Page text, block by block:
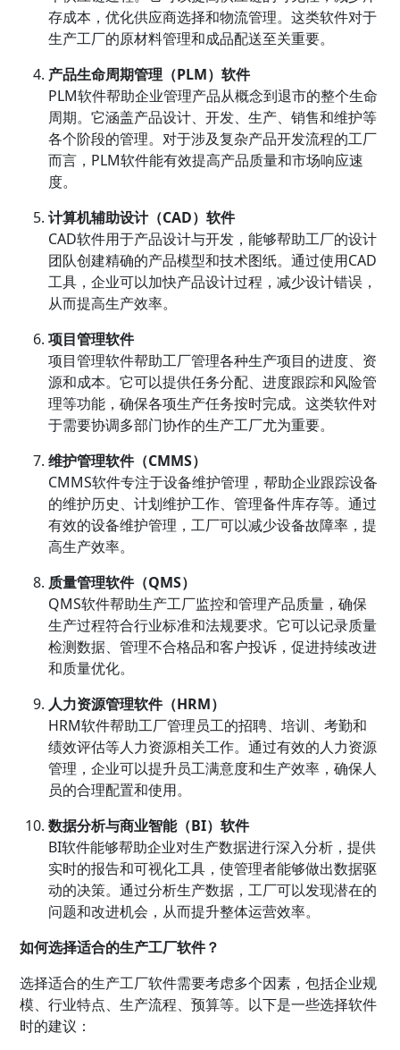
存成本，优化供应商选择和物流管理。这类软件对于
生产工厂的原材料管理和成品配送至关重要。
产品生命周期管理（PLM）软件
PLM软件帮助企业管理产品从概念到退市的整个生命
周期。它涵盖产品设计、开发、生产、销售和维护等
各个阶段的管理。对于涉及复杂产品开发流程的工厂
而言，PLM软件能有效提高产品质量和市场响应速
度。
计算机辅助设计（CAD）软件
CAD软件用于产品设计与开发，能够帮助工厂的设计
团队创建精确的产品模型和技术图纸。通过使用CAD
工具，企业可以加快产品设计过程，减少设计错误，
从而提高生产效率。
项目管理软件
项目管理软件帮助工厂管理各种生产项目的进度、资
源和成本。它可以提供任务分配、进度跟踪和风险管
理等功能，确保各项生产任务按时完成。这类软件对
于需要协调多部门协作的生产工厂尤为重要。
维护管理软件（CMMS）
CMMS软件专注于设备维护管理，帮助企业跟踪设备
的维护历史、计划维护工作、管理备件库存等。通过
有效的设备维护管理，工厂可以减少设备故障率，提
高生产效率。
质量管理软件（QMS）
QMS软件帮助生产工厂监控和管理产品质量，确保
生产过程符合行业标准和法规要求。它可以记录质量
检测数据、管理不合格品和客户投诉，促进持续改进
和质量优化。
人力资源管理软件（HRM）
HRM软件帮助工厂管理员工的招聘、培训、考勤和
绩效评估等人力资源相关工作。通过有效的人力资源
管理，企业可以提升员工满意度和生产效率，确保人
员的合理配置和使用。
数据分析与商业智能（BI）软件
BI软件能够帮助企业对生产数据进行深入分析，提供
实时的报告和可视化工具，使管理者能够做出数据驱
动的决策。通过分析生产数据，工厂可以发现潜在的
问题和改进机会，从而提升整体运营效率。
如何选择适合的生产工厂软件？
选择适合的生产工厂软件需要考虑多个因素，包括企业规
模、行业特点、生产流程、预算等。以下是一些选择软件
时的建议：